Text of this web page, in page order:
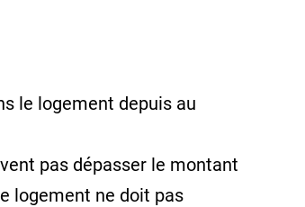
le logement depuis au
pas dépasser le montant
logement ne doit pas